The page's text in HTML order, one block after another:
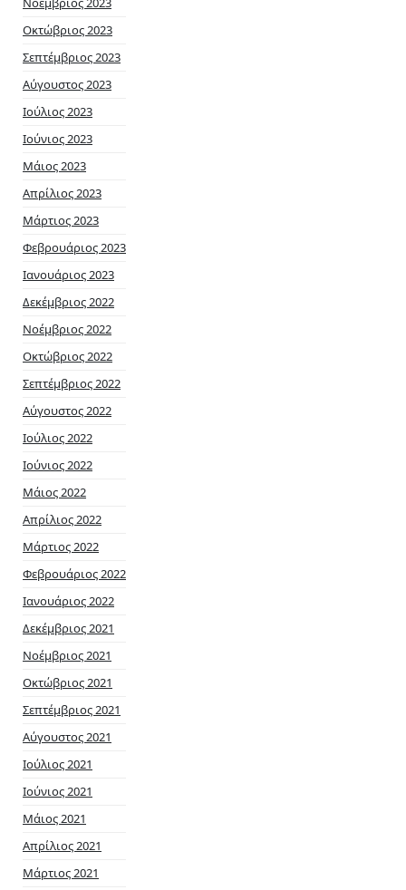
Οκτώβριος 2023
Σεπτέμβριος 2023
Αύγουστος 2023
Ιούλιος 2023
Ιούνιος 2023
Μάιος 2023
Απρίλιος 2023
Μάρτιος 2023
Φεβρουάριος 2023
Ιανουάριος 2023
Δεκέμβριος 2022
Νοέμβριος 2022
Οκτώβριος 2022
Σεπτέμβριος 2022
Αύγουστος 2022
Ιούλιος 2022
Ιούνιος 2022
Μάιος 2022
Απρίλιος 2022
Μάρτιος 2022
Φεβρουάριος 2022
Ιανουάριος 2022
Δεκέμβριος 2021
Νοέμβριος 2021
Οκτώβριος 2021
Σεπτέμβριος 2021
Αύγουστος 2021
Ιούλιος 2021
Ιούνιος 2021
Μάιος 2021
Απρίλιος 2021
Μάρτιος 2021